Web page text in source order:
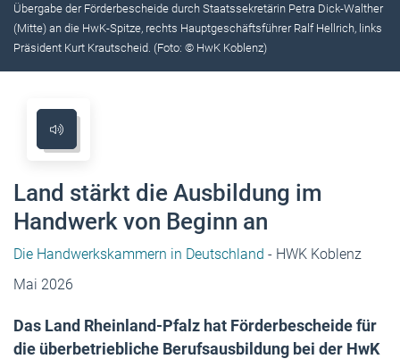
Übergabe der Förderbescheide durch Staatssekretärin Petra Dick-Walther
(Mitte) an die HwK-Spitze, rechts Hauptgeschäftsführer Ralf Hellrich, links
Präsident Kurt Krautscheid. (Foto: © HwK Koblenz)
Land stärkt die Ausbildung im
Handwerk von Beginn an
Die Handwerkskammern in Deutschland - HWK Koblenz
Mai 2026
Das Land Rheinland-Pfalz hat Förderbescheide für
die überbetriebliche Berufsausbildung bei der HwK